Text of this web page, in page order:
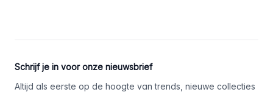
Schrijf je in voor onze nieuwsbrief
Altijd als eerste op de hoogte van trends, nieuwe collecties